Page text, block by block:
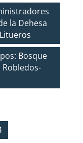
la Dehesa
Bosque